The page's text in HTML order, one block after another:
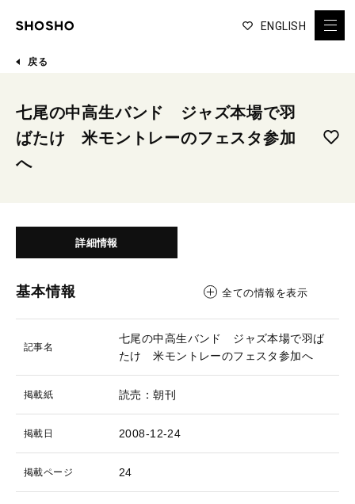
ENGLISH
戻る
七尾の中高生バンド ジャズ本場で羽
ばたけ 米モントレーのフェスタ参加
へ
詳細情報
基本情報 全ての情報を表示
記事名
七尾の中高生バンド ジャズ本場で羽ば
たけ 米モントレーのフェスタ参加へ
掲載紙 読売：朝刊
掲載日 2008-12-24
掲載ページ 24